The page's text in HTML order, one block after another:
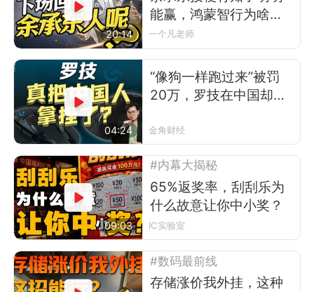
20:14
能赢，鸿蒙智行为啥不
让？
一个凡老师
04:24
“像狗一样跑过来”被罚
20万，罗技在中国却卖
金角财经
09:03
#内幕大揭秘
65%返奖率，刮刮乐为
什么故意让你中小奖？
IC实验室
#数码最前线
存储涨价我外挂，这种